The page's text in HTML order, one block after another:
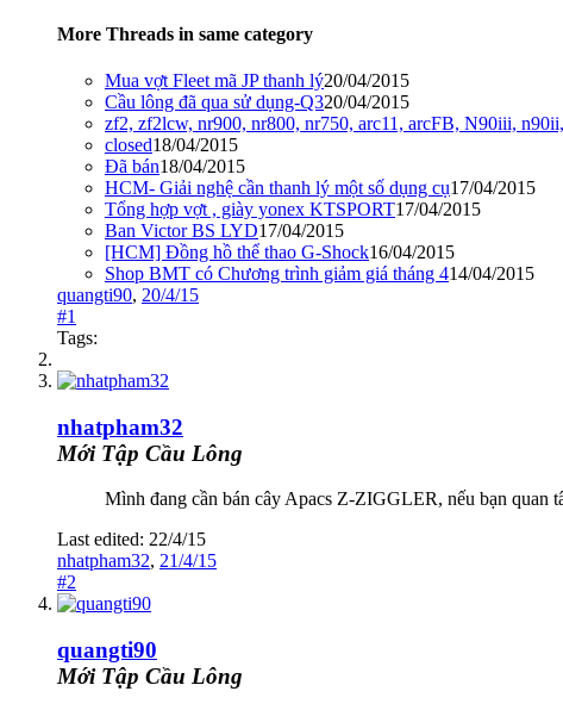
More Threads in same category
Mua vợt Fleet mã JP thanh lý20/04/2015
Cầu lông đã qua sử dụng-Q320/04/2015
zf2, zf2lcw, nr900, nr800, nr750, arc11, arcFB, N90iii,
closed18/04/2015
Đã bán18/04/2015
HCM- Giải nghệ cần thanh lý một số dụng cụ17/04/2015
Tổng hợp vợt , giày yonex KTSPORT17/04/2015
Ban Victor BS LYD17/04/2015
[HCM] Đồng hồ thể thao G-Shock16/04/2015
Shop BMT có Chương trình giảm giá tháng 414/04/2015
quangti90, 20/4/15
#1
Tags:
nhatpham32
Mới Tập Cầu Lông
Mình đang cần bán cây Apacs Z-ZIGGLER, nếu bạn quan
Last edited: 22/4/15
nhatpham32, 21/4/15
#2
quangti90
Mới Tập Cầu Lông